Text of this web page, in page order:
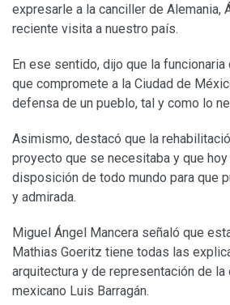
expresarle a la canciller de Alemania,
reciente visita a nuestro país.
En ese sentido, dijo que la
que compromete a la Ciudad de
defensa de un pueblo, tal y como lo
Asimismo, destacó que la
proyecto que se necesitaba y que
disposición de todo mundo para que
y admirada.
Miguel Ángel Mancera señaló que
Mathias Goeritz tiene todas las
arquitectura y de representación de
mexicano Luis Barragán.